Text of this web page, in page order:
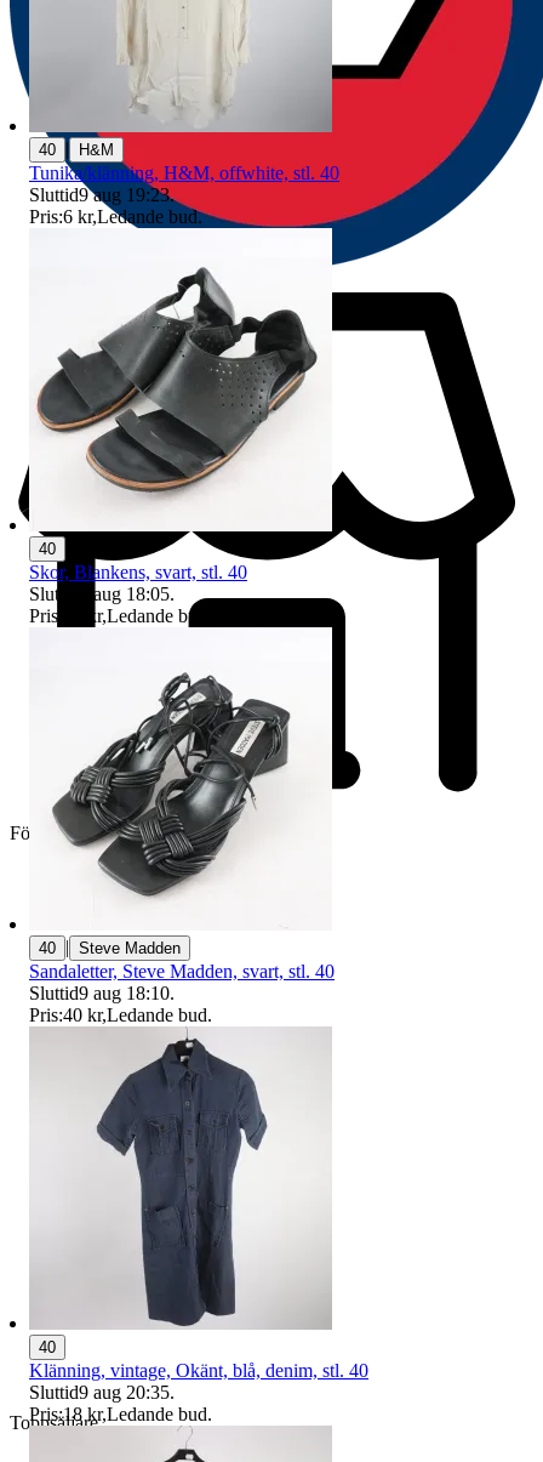
Företag
Toppsäljare
40 | H&M
Tunika/klänning, H&M, offwhite, stl. 40
Sluttid9 aug 19:23.
Pris:6 kr,Ledande bud.
40
Skor, Blankens, svart, stl. 40
Sluttid
9 aug 18:05.
Pris:
55 kr,Ledande bud
40 | Steve Madden
Sandaletter, Steve Madden, svart, stl. 40
Sluttid9 aug 18:10.
Pris:40 kr,Ledande bud.
40
Klänning, vintage, Okänt, blå, denim, stl. 40
Sluttid9 aug 20:35.
Pris:18 kr,Ledande bud.